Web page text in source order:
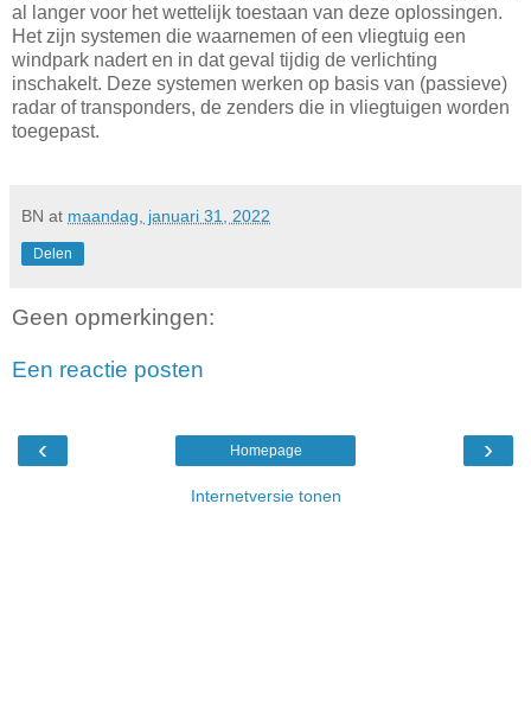
al langer voor het wettelijk toestaan van deze oplossingen.
Het zijn systemen die waarnemen of een vliegtuig een
windpark nadert en in dat geval tijdig de verlichting
inschakelt. Deze systemen werken op basis van (passieve)
radar of transponders, de zenders die in vliegtuigen worden
toegepast.
BN at maandag, januari 31, 2022
Delen
Geen opmerkingen:
Een reactie posten
‹ ›
Homepage
Internetversie tonen